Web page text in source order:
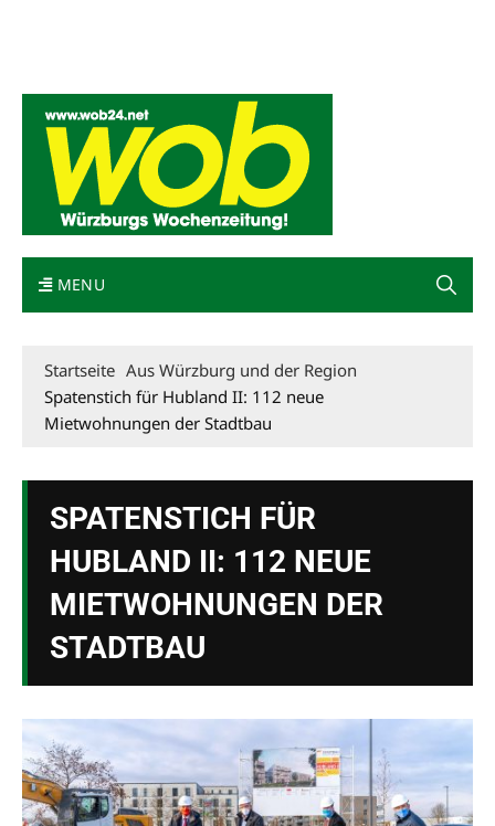
MENU
Startseite Aus Würzburg und der Region
Spatenstich für Hubland II: 112 neue
Mietwohnungen der Stadtbau
SPATENSTICH FÜR
HUBLAND II: 112 NEUE
MIETWOHNUNGEN DER
STADTBAU